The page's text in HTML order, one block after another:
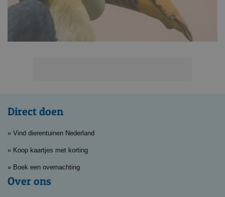
Direct doen
» Vind dierentuinen Nederland
» Koop kaartjes met korting
» Boek een overnachting
Over ons